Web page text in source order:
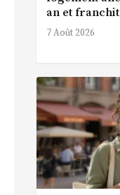
an et franchit
7 Août 2026